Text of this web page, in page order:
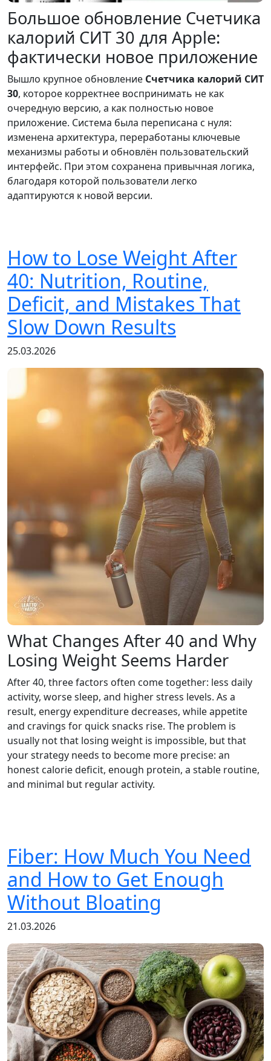
Большое обновление Счетчика
калорий СИТ 30 для Apple:
фактически новое приложение
Вышло крупное обновление Счетчика калорий СИТ
30, которое корректнее воспринимать не как
очередную версию, а как полностью новое
приложение. Система была переписана с нуля:
изменена архитектура, переработаны ключевые
механизмы работы и обновлён пользовательский
интерфейс. При этом сохранена привычная логика,
благодаря которой пользователи легко
адаптируются к новой версии.
How to Lose Weight After
40: Nutrition, Routine,
Deficit, and Mistakes That
Slow Down Results
25.03.2026
What Changes After 40 and Why
Losing Weight Seems Harder
After 40, three factors often come together: less daily
activity, worse sleep, and higher stress levels. As a
result, energy expenditure decreases, while appetite
and cravings for quick snacks rise. The problem is
usually not that losing weight is impossible, but that
your strategy needs to become more precise: an
honest calorie deficit, enough protein, a stable routine,
and minimal but regular activity.
Fiber: How Much You Need
and How to Get Enough
Without Bloating
21.03.2026